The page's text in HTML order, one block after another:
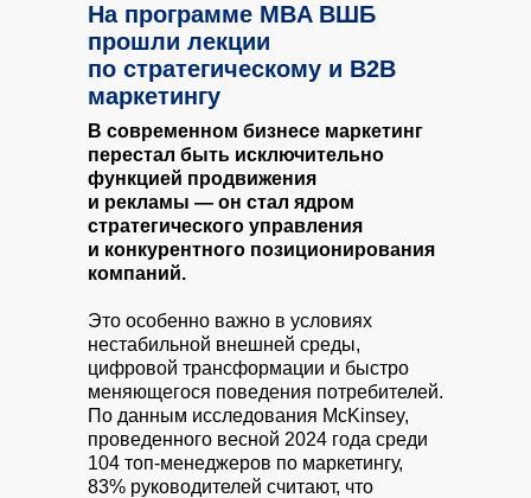
На программе MBA ВШБ
прошли лекции
по стратегическому и B2B
маркетингу
В современном бизнесе маркетинг
перестал быть исключительно
функцией продвижения
и рекламы — он стал ядром
стратегического управления
и конкурентного позиционирования
компаний.
Это особенно важно в условиях
нестабильной внешней среды,
цифровой трансформации и быстро
меняющегося поведения потребителей.
По данным исследования McKinsey,
проведенного весной 2024 года среди
104 топ-менеджеров по маркетингу,
83% руководителей считают, что